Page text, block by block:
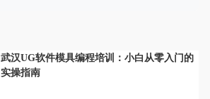
武汉UG软件模具编程培训：小白从零入门的
实操指南